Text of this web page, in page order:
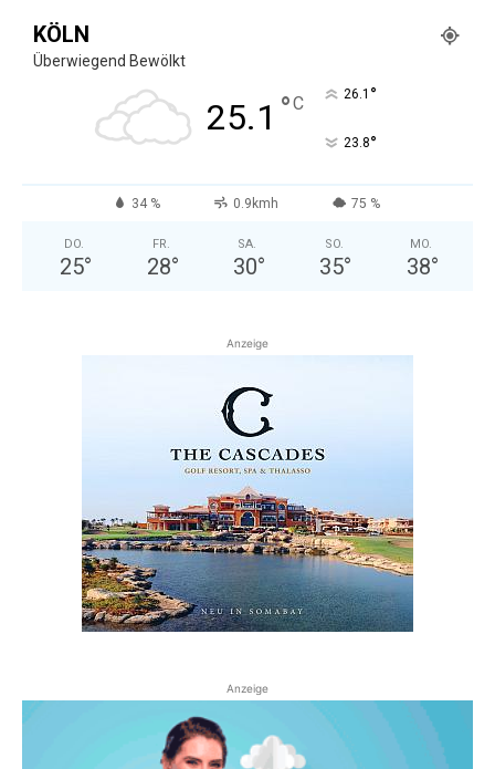
KÖLN
Überwiegend Bewölkt
25.1 °C 26.1 °
23.8°
34 % 0.9kmh 75 %
DO.
25°
FR.
28°
SA.
30°
SO.
35°
MO.
38°
Anzeige
Anzeige